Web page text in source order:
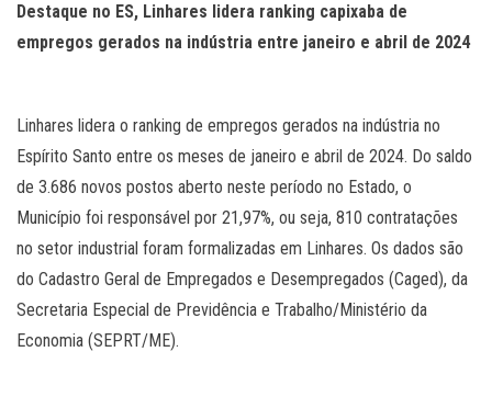
Destaque no ES, Linhares lidera ranking capixaba de
empregos gerados na indústria entre janeiro e abril de 2024
Linhares lidera o ranking de empregos gerados na indústria no
Espírito Santo entre os meses de janeiro e abril de 2024. Do saldo
de 3.686 novos postos aberto neste período no Estado, o
Município foi responsável por 21,97%, ou seja, 810 contratações
no setor industrial foram formalizadas em Linhares. Os dados são
do Cadastro Geral de Empregados e Desempregados (Caged), da
Secretaria Especial de Previdência e Trabalho/Ministério da
Economia (SEPRT/ME).